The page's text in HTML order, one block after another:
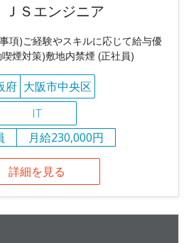
ＪＳエンジニア
項)ご経験やスキルに応じて給与優
煙対策)敷地内禁煙 (正社員)
府 大阪市中央区
IT
月給230,000円
詳細を見る